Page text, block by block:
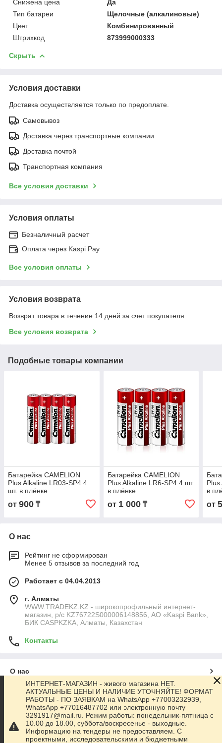
Снижена цена
Да
Тип батареи
Щелочные (алкалиновые)
Цвет
Комбинированный
Штрихкод
873999000333
Скрыть
Условия доставки
Доставка осуществляется только по предоплате.
Самовывоз
Доставка через транспортные компании
Доставка почтой
Транспортная компания
Все условия доставки
Условия оплаты
Безналичный расчет
Оплата через Kaspi Pay
Все условия оплаты
Условия возврата
Возврат товара в течение 14 дней за счет покупателя
Все условия возврата
Подобные товары компании
Батарейка CAMELION
Plus Alkaline LR03-SP4 4
шт. в плёнке
от 900 ₸
Батарейка CAMELION
Plus Alkaline LR6-SP4 4 шт.
в плёнке
от 1 000₸
Plus
в
от
О нас
Рейтинг не сформирован
Менее 5 отзывов за последний год
Работает с 04.04.2013
г. Алматы
WWW.TRADEKZ.KZ - широкопрофильный интернет-
магазин, р/с KZ76722S000006148856, АО «Kaspi Bank»,
БИК CASPKZKA, Алматы, Казахстан
Контакты
О нас
Контакты
Доставка и оплата
ИНТЕРНЕТ-МАГАЗИН - живого магазина НЕТ.
АКТУАЛЬНЫЕ ЦЕНЫ И НАЛИЧИЕ УТОЧНЯЙТЕ! ФОРМАТ
РАБОТЫ - ПО ЗАЯВКАМ на WhatsApp +77003232939,
WhatsApp +77016487702 или электронную почту
3291917@mail.ru. Режим работы: понедельник-пятница с
10.00 до 18.00, суббота/воскресенье - выходные.
Информацию на тендеры не предоставляем. С
проектными, исследовательскими и бюджетными